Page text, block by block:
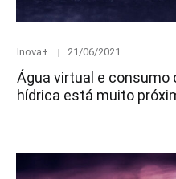
Category
Inova+
Posted
21/06/2021
Água virtual e consumo
hídrica está muito